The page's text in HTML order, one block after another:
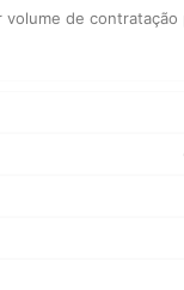
de contratação